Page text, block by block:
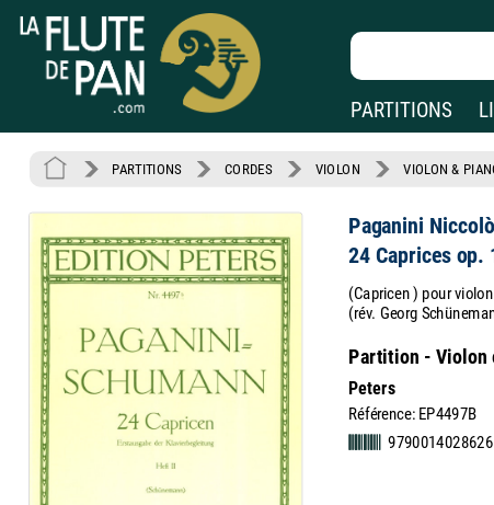
PARTITIONS
PARTITIONS CORDES VIOLON VIOLON &
Paganini
24 Caprices op.
(Capricen ) pour
(rév. Georg
Partition - Violon
Peters
Référence: EP4497B
9790014028626